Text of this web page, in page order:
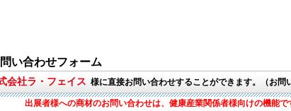
い合わせフォーム
会社ラ・フェイス 様に直接お問い合わせすることができます。（お問
出展者様への商材のお問い合わせは、健康産業関係者様向けの機能で